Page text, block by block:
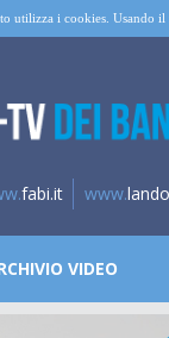
utilizza i cookies. Usando
fabi.it www.
VIDEO